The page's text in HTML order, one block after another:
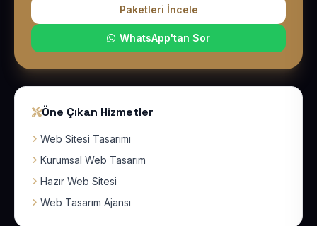
Paketleri İncele
WhatsApp'tan Sor
Öne Çıkan Hizmetler
Web Sitesi Tasarımı
Kurumsal Web Tasarım
Hazır Web Sitesi
Web Tasarım Ajansı